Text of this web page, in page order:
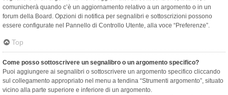
comunicherà quando c’è un aggiornamento relativo a un argomento o in un
forum della Board. Opzioni di notifica per segnalibri e sottoscrizioni possono
essere configurate nel Pannello di Controllo Utente, alla voce “Preferenze”.
Top
Come posso sottoscrivere un segnalibro o un argomento specifico?
Puoi aggiungere ai segnalibri o sottoscrivere un argomento specifico cliccando
sul collegamento appropriato nel menu a tendina “Strumenti argomento”, situato
vicino alla parte superiore e inferiore di un argomento.